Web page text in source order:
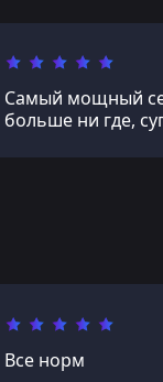
Самый мощный
больше ни где,
Все норм